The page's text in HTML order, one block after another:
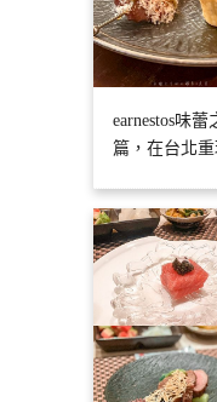
earnestos味
篇，在台北